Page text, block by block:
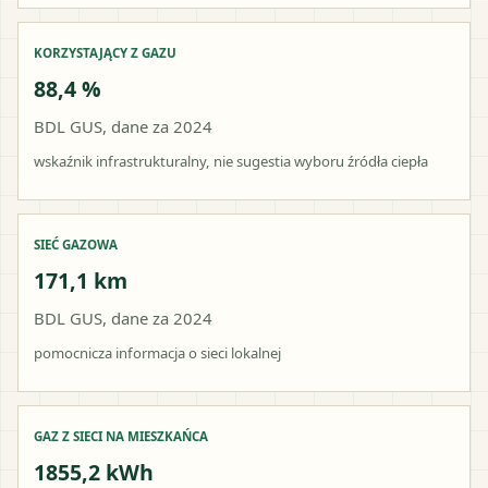
KORZYSTAJĄCY Z GAZU
88,4 %
BDL GUS, dane za 2024
wskaźnik infrastrukturalny, nie sugestia wyboru źródła ciepła
SIEĆ GAZOWA
171,1 km
BDL GUS, dane za 2024
pomocnicza informacja o sieci lokalnej
GAZ Z SIECI NA MIESZKAŃCA
1855,2 kWh